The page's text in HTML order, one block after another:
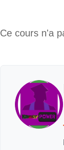
Ce cours n'a